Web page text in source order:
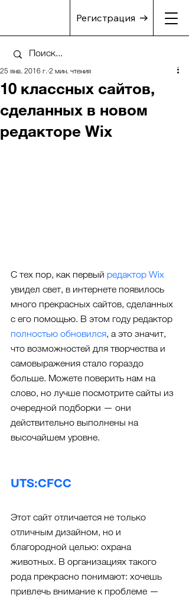
Регистрация
10 классных сайтов,
сделанных в новом
редакторе Wix
25 янв. 2016 г. 2 мин. чтения
С тех пор, как первый редактор Wix
увидел свет, в интернете появилось
много прекрасных сайтов, сделанных
с его помощью. В этом году редактор
полностью обновился, а это значит,
что возможностей для творчества и
самовыражения стало гораздо
больше. Можете поверить нам на
слово, но лучше посмотрите сайты из
очередной подборки — они
действительно выполнены на
высочайшем уровне.
UTS:CFCC
Этот сайт отличается не только
отличным дизайном, но и
благородной целью: охрана
животных. В организациях такого
рода прекрасно понимают: хочешь
привлечь внимание к проблеме —